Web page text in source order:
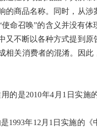
的商品名称。同时，从
命召唤”的含义并没有体
又不断以各种方式提到
关消费者的混淆。因此
的是2010年4月1日实施
1993年12月1日实施的